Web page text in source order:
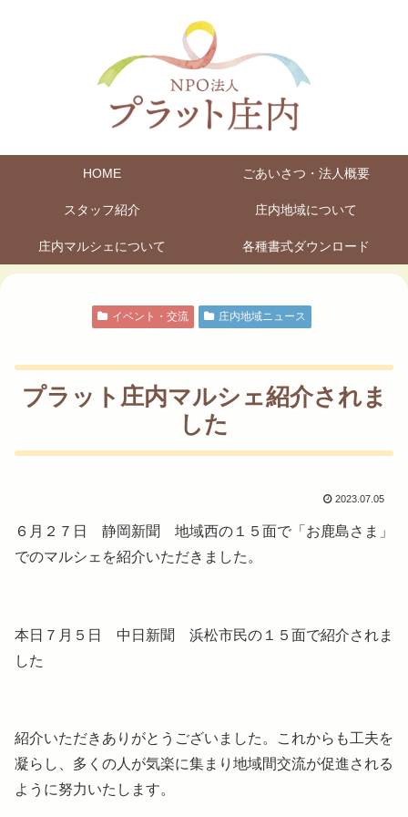
HOME ごあいさつ・法人概要
スタッフ紹介 庄内地域について
庄内マルシェについて 各種書式ダウンロード
イベント・交流 庄内地域ニュース
プラット庄内マルシェ紹介されま
した
2023.07.05
６月２７日 静岡新聞 地域西の１５面で「お鹿島さま」
でのマルシェを紹介いただきました。
本日７月５日 中日新聞 浜松市民の１５面で紹介されま
した
紹介いただきありがとうございました。これからも工夫を
凝らし、多くの人が気楽に集まり地域間交流が促進される
ように努力いたします。